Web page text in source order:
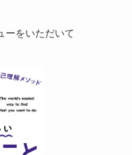
ーをいただいて